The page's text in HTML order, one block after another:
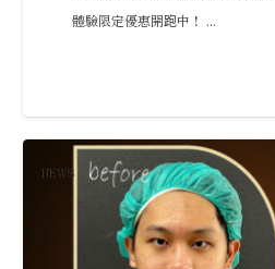
體驗限定優惠開跑中！ ...
NEWS